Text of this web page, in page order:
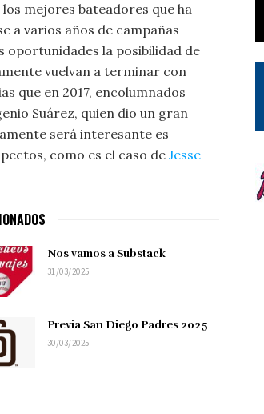
mejores bateadores que ha
a varios años de campañas
oportunidades la posibilidad de
vuelvan a terminar con
que en 2017, encolumnados
Suárez, quien dio un gran
será interesante es
como es el caso de Jesse
Nos vamos a Substack
31/03/2025
Previa San Diego Padres 2025
30/03/2025